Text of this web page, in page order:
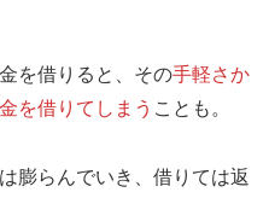
を借りると、その手軽さか
を借りてしまう ことも。
膨らんでいき、借りては返